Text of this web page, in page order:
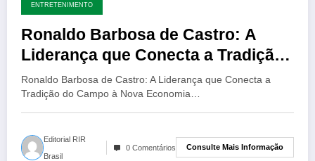
ENTRETENIMENTO
Ronaldo Barbosa de Castro: A
Liderança que Conecta a Tradição
do Campo à Nova Economia do
Carbono
Ronaldo Barbosa de Castro: A Liderança que Conecta a
Tradição do Campo à Nova Economia…
Editorial RIR
Brasil
0 Comentários Consulte Mais Informação